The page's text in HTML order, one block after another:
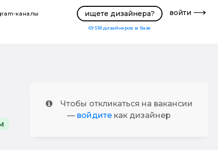
каналы ищете дизайнера?
69 518 дизайнеров в базе
войти
Чтобы откликаться на вакансии
— войдите как дизайнер